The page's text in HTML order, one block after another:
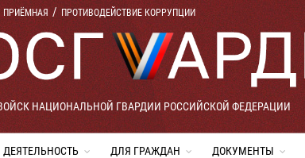
ПРИЁМНАЯ ПРОТИВОДЕЙСТВИЕ КОРРУПЦИИ
НАЦИОНАЛЬНОЙ ГВАРДИИ РОССИЙСКОЙ ФЕДЕРАЦИИ
ДЕЯТЕЛЬНОСТЬ ДЛЯ ГРАЖДАН ДОКУМЕНТЫ